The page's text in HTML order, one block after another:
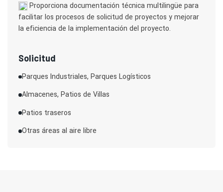
Proporciona documentación técnica multilingüe para
facilitar los procesos de solicitud de proyectos y mejorar
la eficiencia de la implementación del proyecto.
Solicitud
Parques Industriales, Parques Logísticos
Almacenes, Patios de Villas
Patios traseros
Otras áreas al aire libre